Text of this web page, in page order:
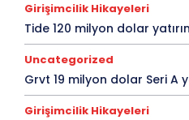
Girişimcilik Hikayeleri
Tide 120 milyon dolar
Uncategorized
Grvt 19 milyon dolar Seri A
Girişimcilik Hikayeleri